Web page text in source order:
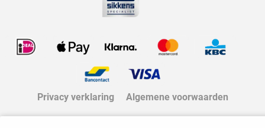
Privacy verklaring Algemene voorwaarden